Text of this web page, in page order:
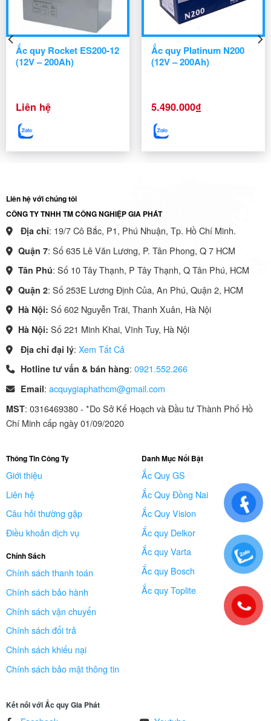
Ắc quy Rocket ES200-12
(12V – 200Ah)
Liên hệ
Ắc quy Platinum N200
(12V – 200Ah)
5.490.000₫
Liên hệ với chúng tôi
CÔNG TY TNHH TM CÔNG NGHIỆP GIA PHÁT
Địa chỉ: 19/7 Cô Bắc, P1, Phú Nhuận, Tp. Hồ Chí Minh.
Quận 7: Số 635 Lê Văn Lương, P. Tân Phong, Q 7 HCM
Tân Phú: Số 10 Tây Thạnh, P Tây Thạnh, Q Tân Phú, HCM
Quận 2: Số 253E Lương Định Của, An Phú, Quận 2, HCM
Hà Nội: Số 602 Nguyễn Trãi, Thanh Xuân, Hà Nội
Hà Nội: Số 221 Minh Khai, Vĩnh Tuy, Hà Nội
Địa chỉ đại lý: Xem Tất Cả
Hotline tư vấn & bán hàng: 0921.552.266
Email: acquygiaphathcm@gmail.com
MST: 0316469380 - *Do Sở Kế Hoạch và Đầu tư Thành Phố Hồ
Chí Minh cấp ngày 01/09/2020
Thông Tin Công Ty
Giới thiệu
Liên hệ
Câu hỏi thường gặp
Điều khoản dịch vụ
Chính Sách
Chính sách thanh toán
Chính sách bảo hành
Chính sách vận chuyển
Chính sách đổi trả
Chính sách khiếu nại
Chính sách bảo mật thông tin
Danh Mục Nổi Bật
Ắc Quy GS
Ắc Quy Đồng Nai
Ắc Quy Vision
Ắc quy Delkor
Ắc quy Varta
Ắc quy Bosch
Ắc quy Toplite
Kết nối với Ắc quy Gia Phát